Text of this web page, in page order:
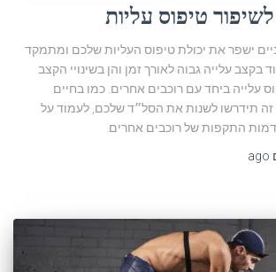
לשיפור טיפוס עליות
ישפר את יכולת טיפוס העליות שלכם ומתמקד
בקצב עלייה גבוה לאורך זמן והן בשינויי הקצב
עלייה ביחד עם רוכבים אחרים. כמו בחיים
זה תידרשו לשנות את הסל״ד שלכם, לעמוד על
התקפות של רוכבים אחרים.